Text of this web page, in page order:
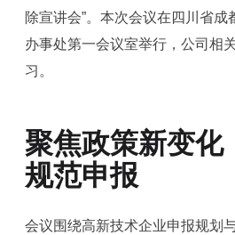
除宣讲会”。本次会议在四川省
办事处第一会议室举行，公司相
习。
聚焦政策新变化
规范申报
会议围绕高新技术企业申报规划